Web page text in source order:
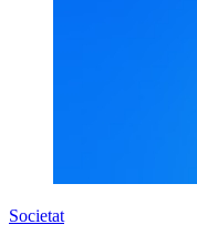
Societat